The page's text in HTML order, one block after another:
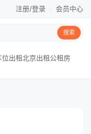
注册/登录 会员中心
搜索
位出租北京出租公租房